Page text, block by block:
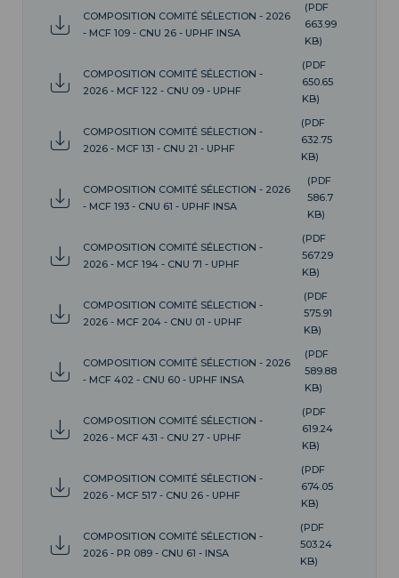
COMPOSITION COMITÉ SÉLECTION - 2026
- MCF 109 - CNU 26 - UPHF INSA
(PDF
663.99
KB)
COMPOSITION COMITÉ SÉLECTION -
2026 - MCF 122 - CNU 09 - UPHF
(PDF
650.65
KB)
COMPOSITION COMITÉ SÉLECTION -
2026 - MCF 131 - CNU 21 - UPHF
(PDF
632.75
KB)
COMPOSITION COMITÉ SÉLECTION - 2026
- MCF 193 - CNU 61 - UPHF INSA
(PDF
586.7
KB)
COMPOSITION COMITÉ SÉLECTION -
2026 - MCF 194 - CNU 71 - UPHF
(PDF
567.29
KB)
COMPOSITION COMITÉ SÉLECTION -
2026 - MCF 204 - CNU 01 - UPHF
(PDF
575.91
KB)
COMPOSITION COMITÉ SÉLECTION - 2026
- MCF 402 - CNU 60 - UPHF INSA
(PDF
589.88
KB)
COMPOSITION COMITÉ SÉLECTION -
2026 - MCF 431 - CNU 27 - UPHF
(PDF
619.24
KB)
COMPOSITION COMITÉ SÉLECTION -
2026 - MCF 517 - CNU 26 - UPHF
(PDF
674.05
KB)
COMPOSITION COMITÉ SÉLECTION -
2026 - PR 089 - CNU 61 - INSA
(PDF
503.24
KB)